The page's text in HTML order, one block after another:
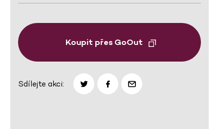
Koupit přes GoOut
Sdílejte akci: